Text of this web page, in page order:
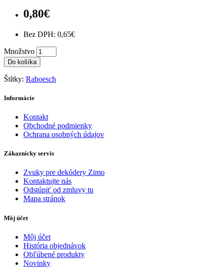
0,80€
Bez DPH: 0,65€
Množstvo
Do košíka
Štítky: Raboesch
Informácie
Kontakt
Obchodné podmienky
Ochrana osobných údajov
Zákaznícky servis
Zvuky pre dekódery Zimo
Kontaktujte nás
Odstúpiť od zmluvy tu
Mapa stránok
Môj účet
Môj účet
História objednávok
Obľúbené produkty
Novinky